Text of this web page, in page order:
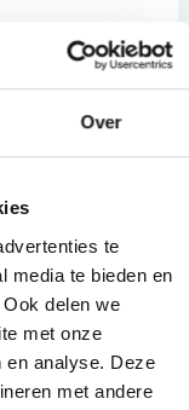
Over
te
media te bieden en
delen we
met onze
en analyse. Deze
met andere
nieuwe tab
over vrijheid met